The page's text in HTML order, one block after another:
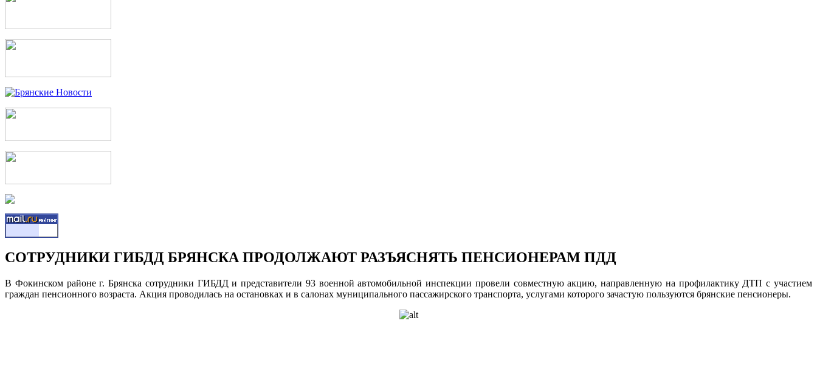
СОТРУДНИКИ ГИБДД БРЯНСКА ПРОДОЛЖАЮТ РАЗЪЯСНЯТЬ ПЕНСИОНЕРАМ ПДД
В Фокинском районе г. Брянска сотрудники ГИБДД и представители 93 военной автомобильной инспекции провели совместную акцию, направленную на профилактику ДТП с участием
граждан пенсионного возраста. Акция проводилась на остановках и в салонах муниципального пассажирского транспорта, услугами которого зачастую пользуются брянские пенсионеры.